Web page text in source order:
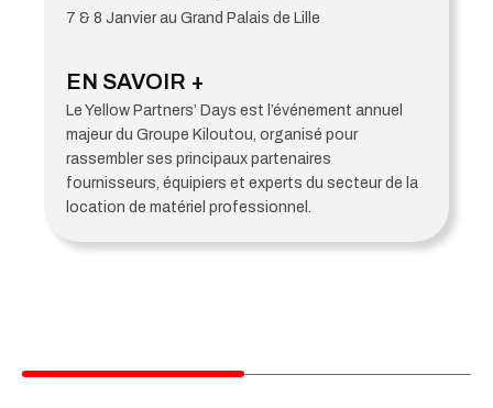
7 & 8 Janvier au Grand Palais de Lille
EN SAVOIR +
Le Yellow Partners’ Days est l’événement annuel
majeur du Groupe Kiloutou, organisé pour
rassembler ses principaux partenaires
fournisseurs, équipiers et experts du secteur de la
location de matériel professionnel.